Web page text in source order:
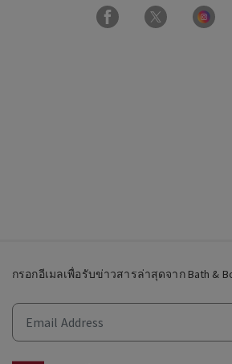
กรอกอีเมลเพื่อรับข่าวสารล่าสุดจาก Bath &